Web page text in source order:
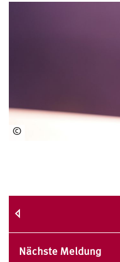
©
Nächste Meldung